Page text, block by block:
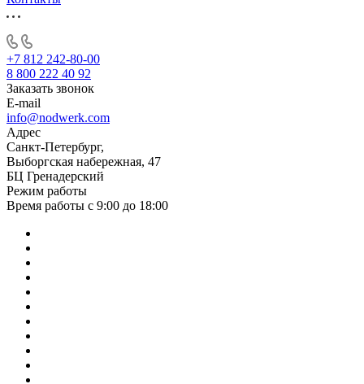
+7 812 242-80-00
8 800 222 40 92
Заказать звонок
E-mail
info@nodwerk.com
Адрес
Санкт-Петербург,
Выборгская набережная, 47
БЦ Гренадерский
Режим работы
Время работы с 9:00 до 18:00